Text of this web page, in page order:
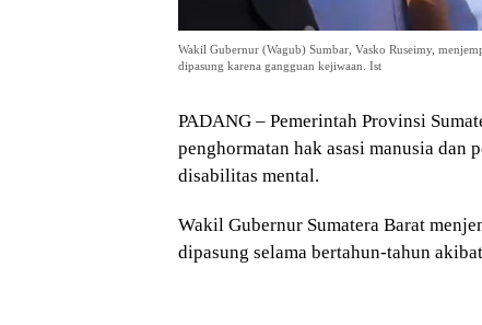
Wakil Gubernur (Wagub) Sumbar, Vasko Ruseimy,
dipasung karena gangguan kejiwaan. Ist
PADANG – Pemerintah Provinsi
penghormatan hak asasi manusia dan
disabilitas mental.
Wakil Gubernur Sumatera Barat
dipasung selama bertahun-tahun